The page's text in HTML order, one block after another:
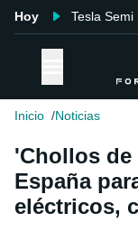
Hoy Tesla Semi
Inicio Noticias
'Chollos de
España
eléctricos,